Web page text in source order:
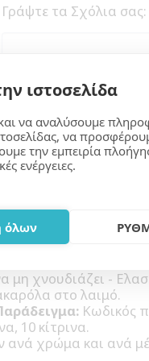
Γράψτε τα Σχόλια σας:
χνουδιάζει -
στο λαιμό.
Κωδικός
10 κίτρινα.
ανά χρώμα και ανά
ιστοσελίδα
να αναλύσουμε
να
την εμπειρία
ενέργειες.
όλων